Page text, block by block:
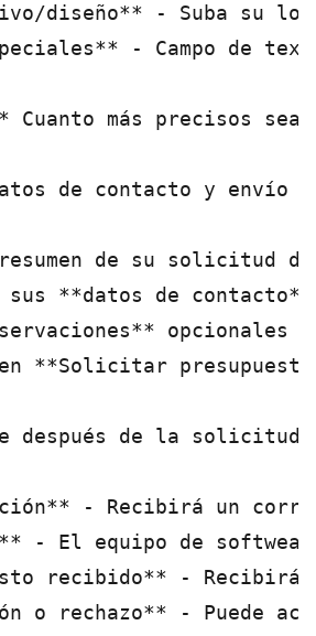
diseño** - Suba su
- Campo de
Cuanto más precisos
de contacto y envío
de su solicitud de
sus **datos de
opcionales
**Solicitar
después de la solicitud?
- Recibirá un
- El equipo de
recibido** - Recibirá
o rechazo** - Puede